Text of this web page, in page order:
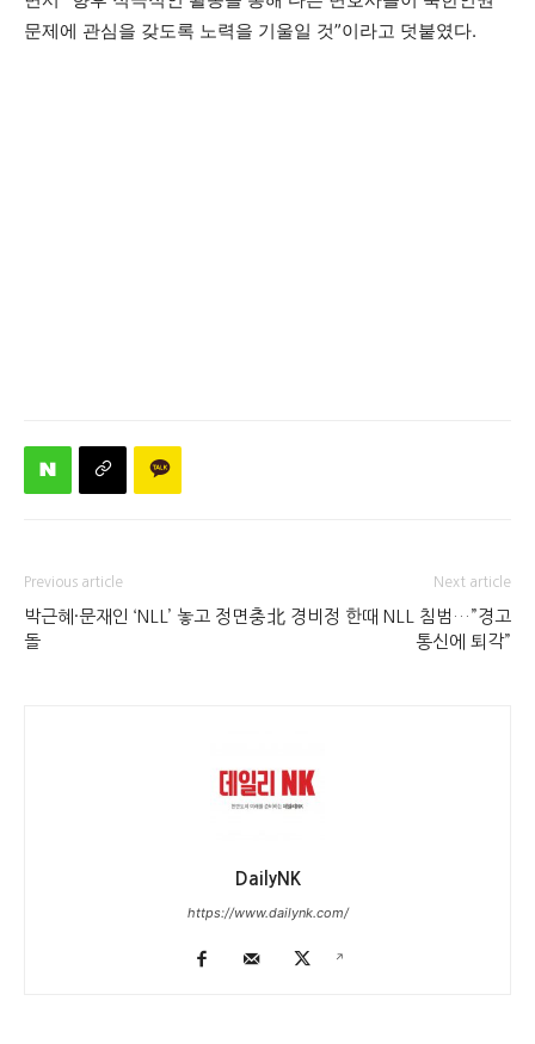
문제에 관심을 갖도록 노력을 기울일 것”이라고 덧붙였다.
Previous article
박근혜·문재인 ‘NLL’ 놓고 정면충
돌
Next article
北 경비정 한때 NLL 침범…”경고
통신에 퇴각”
DailyNK
https://www.dailynk.com/